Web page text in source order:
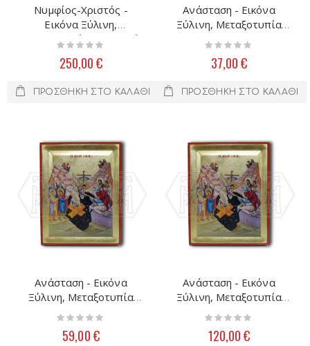
Νυμφίος-Χριστός -
Εικόνα Ξύλινη,
Μεταξοτυπία Στιλβωτό
Rating:
250,00 €
ΠΡΟΣΘΉΚΗ ΣΤΟ ΚΑΛΆΘΙ
Ανάσταση - Εικόνα
Ξύλινη, Μεταξοτυπία
19Χ15
Rating:
37,00 €
ΠΡΟΣΘΉΚΗ ΣΤΟ ΚΑΛΆΘΙ
Ανάσταση - Εικόνα
Ξύλινη, Μεταξοτυπία
28Χ19
Rating:
59,00 €
Ανάσταση - Εικόνα
Ξύλινη, Μεταξοτυπία
40Χ30
Rating:
120,00 €